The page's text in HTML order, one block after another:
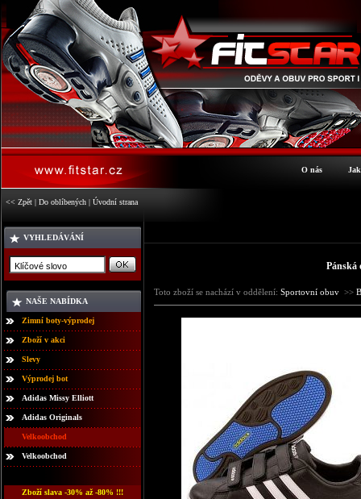
O nás
<< Zpět | Do oblíbených | Úvodní strana
VYHLEDÁVÁNÍ
NAŠE NABÍDKA
Zimní boty-výprodej
Zboží v akci
Slevy
Výprodej bot
Adidas Missy Elliott
Adidas Originals
Velkoobchod
Velkoobchod
Zboží slava -30% až -80% !!!
Pánská
Toto zboží se nachází v oddělení: Sportovní obuv >>